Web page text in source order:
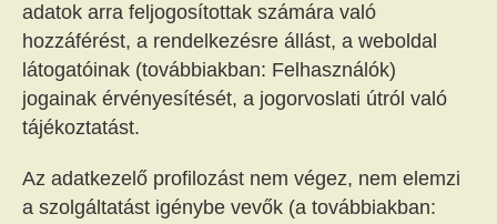
adatok arra feljogosítottak számára való
hozzáférést, a rendelkezésre állást, a weboldal
látogatóinak (továbbiakban: Felhasználók)
jogainak érvényesítését, a jogorvoslati útról való
tájékoztatást.
Az adatkezelő profilozást nem végez, nem elemzi
a szolgáltatást igénybe vevők (a továbbiakban: